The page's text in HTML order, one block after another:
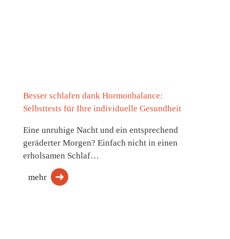
Besser schlafen dank Hormonbalance:
Selbsttests für Ihre individuelle Gesundheit
Eine unruhige Nacht und ein entsprechend
geräderter Morgen? Einfach nicht in einen
erholsamen Schlaf…
mehr